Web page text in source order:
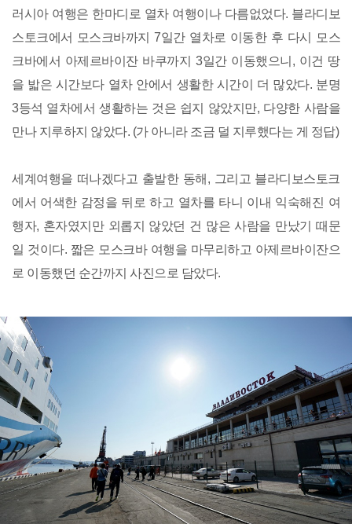
러시아 여행은 한마디로 열차 여행이나 다름없었다. 블라디보
스토크에서 모스크바까지 7일간 열차로 이동한 후 다시 모스
크바에서 아제르바이잔 바쿠까지 3일간 이동했으니, 이건 땅
을 밟은 시간보다 열차 안에서 생활한 시간이 더 많았다. 분명
3등석 열차에서 생활하는 것은 쉽지 않았지만, 다양한 사람을
만나 지루하지 않았다. (가 아니라 조금 덜 지루했다는 게 정답)
세계여행을 떠나겠다고 출발한 동해, 그리고 블라디보스토크
에서 어색한 감정을 뒤로 하고 열차를 타니 이내 익숙해진 여
행자, 혼자였지만 외롭지 않았던 건 많은 사람을 만났기 때문
일 것이다. 짧은 모스크바 여행을 마무리하고 아제르바이잔으
로 이동했던 순간까지 사진으로 담았다.